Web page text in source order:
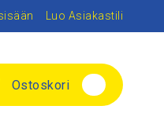
Luo Asiakastili
Ostoskori